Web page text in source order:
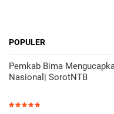
POPULER
Pemkab Bima
Nasional| SorotNTB